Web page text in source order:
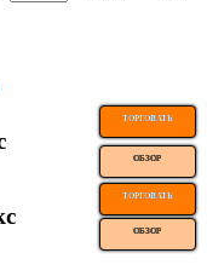
ТОРГОВАТЬ
ОБЗОР
ТОРГОВАТЬ
ОБЗОР